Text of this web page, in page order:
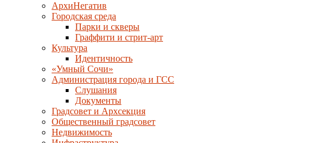
АрхиНегатив
Городская среда
Парки и скверы
Граффити и стрит-арт
Культура
Идентичность
«Умный Сочи»
Администрация города и ГСС
Слушания
Документы
Градсовет и Архсекция
Общественный градсовет
Недвижимость